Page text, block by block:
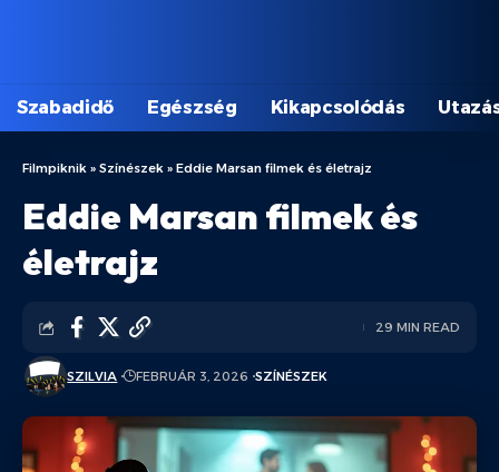
Szabadidő Egészség Kikapcsolódás
Filmpiknik » Színészek » Eddie Marsan filmek és életrajz
Eddie Marsan filmek és
életrajz
SZILVIA FEBRUÁR 3, 2026 SZÍNÉSZEK
29 MIN READ